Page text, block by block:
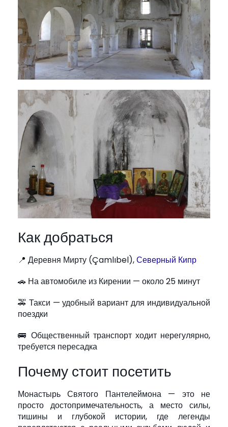
Как добраться
📍 Деревня Мирту (Çamlıbel),Северный Кипр
🚗 На автомобиле из Кирении — около 25 минут
🚕 Такси — удобный вариант для индивидуальной
поездки
🚌 Общественный транспорт ходит нерегулярно,
требуется пересадка
Почему стоит посетить
Монастырь Святого Пантелеймона — это не
просто достопримечательность, а место силы,
тишины и глубокой истории, где легенды